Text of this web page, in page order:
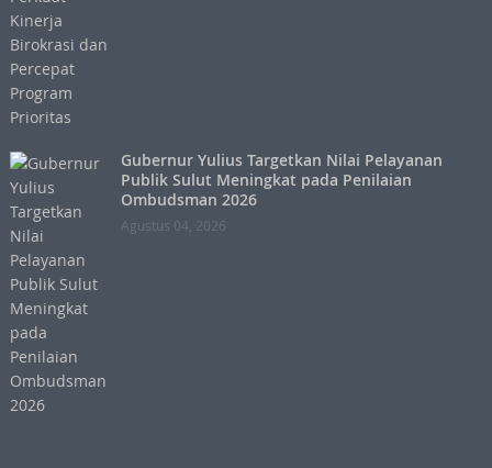
Gubernur Yulius Targetkan Nilai Pelayanan
Publik Sulut Meningkat pada Penilaian
Ombudsman 2026
Agustus 04, 2026